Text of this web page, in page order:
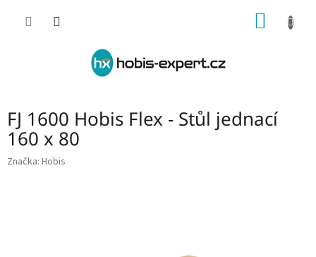
FJ 1600 Hobis Flex - Stůl jednací
160 x 80
Značka: Hobis